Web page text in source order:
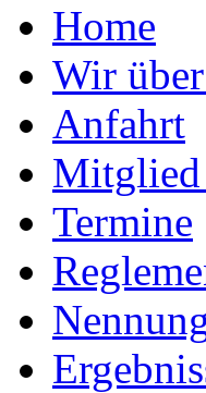
Home
Wir
Anfahrt
Mitglied
Termine